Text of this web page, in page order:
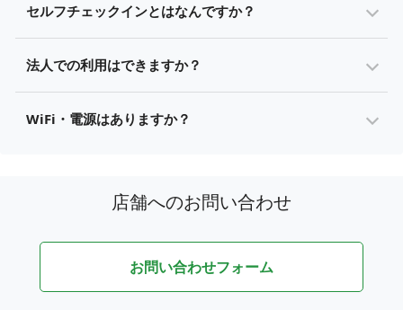
セルフチェックインとはなんですか？
法人での利用はできますか？
WiFi・電源はありますか？
店舗へのお問い合わせ
お問い合わせフォーム